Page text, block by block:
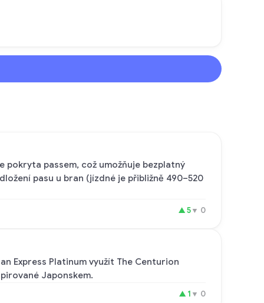
pokryta passem, což umožňuje bezplatný
pasu u bran (jízdné je přibližně 490–520
▲5▼ 0
Express Platinum využít The Centurion
Japonskem.
▲ 1 ▼ 0